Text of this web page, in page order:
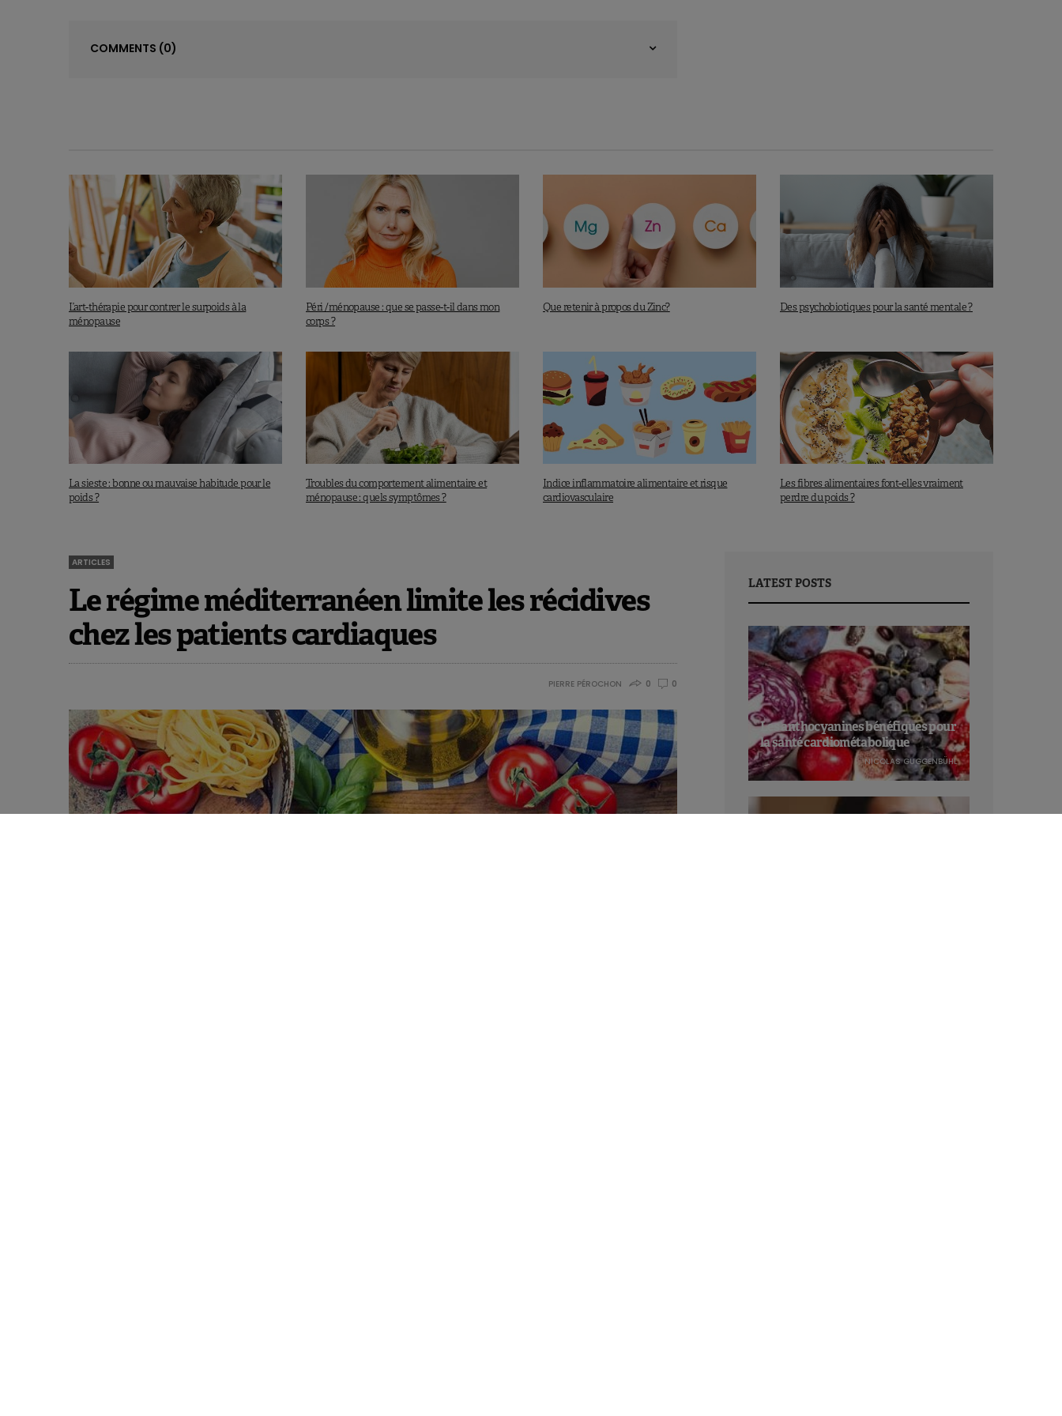
COMMENTS (0)
L’art-thérapie pour contrer le surpoids à la
ménopause
Péri /ménopause : que se passe-t-il dans mon
corps ?
Que retenir à propos du Zinc? Des psychobiotiques pour la santé mentale ?
La sieste : bonne ou mauvaise habitude pour le
poids ?
Troubles du comportement alimentaire et
ménopause : quels symptômes ?
Indice inflammatoire alimentaire et risque
cardiovasculaire
Les fibres alimentaires font-elles vraiment
perdre du poids ?
ARTICLES
Le régime méditerranéen limite les récidives
chez les patients cardiaques
PIERRE PÉROCHON 0 0
LATEST POSTS
Les anthocyanines bénéfiques pour
la santé cardiométabolique
NICOLAS GUGGENBÜHL